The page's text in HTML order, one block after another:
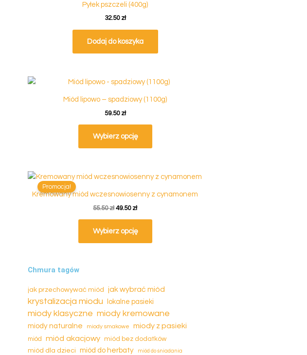
produktu
Pyłek pszczeli (400g)
32.50 zł
Dodaj do koszyka
Miód lipowo – spadziowy (1100g)
59.50 zł
Wybierz opcję
Promocja!
Kremowany miód wczesnowiosenny z cynamonem
55.50zł
Pierwotna
wynosiła:
49.50 zł
Aktualna
wynosi:
49.50 zł.
Wybierz opcję
Chmura tagów
jak przechowywać miód jak wybrać miód
krystalizacja miodu lokalne pasieki
miody klasyczne miody kremowane
miody naturalne miody smakowe miody z pasieki
miód miód akacjowy miód bez dodatków
miód dla dzieci miód do herbaty miód do śniadania